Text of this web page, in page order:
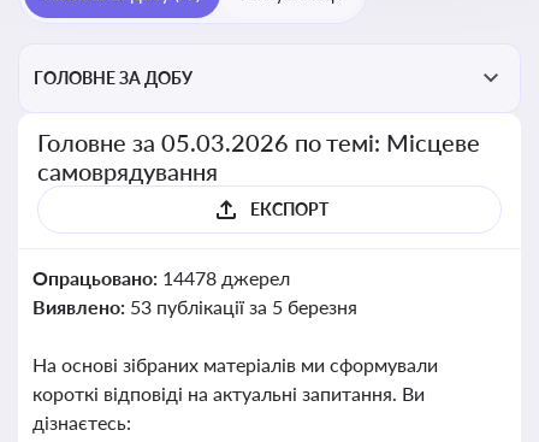
ГОЛОВНЕ ЗА ДОБУ
Головне за 05.03.2026 по темі: Місцеве
самоврядування
ЕКСПОРТ
Опрацьовано: 14478 джерел
Виявлено: 53 публікації за 5 березня
На основі зібраних матеріалів ми сформували
короткі відповіді на актуальні запитання. Ви
дізнаєтесь: